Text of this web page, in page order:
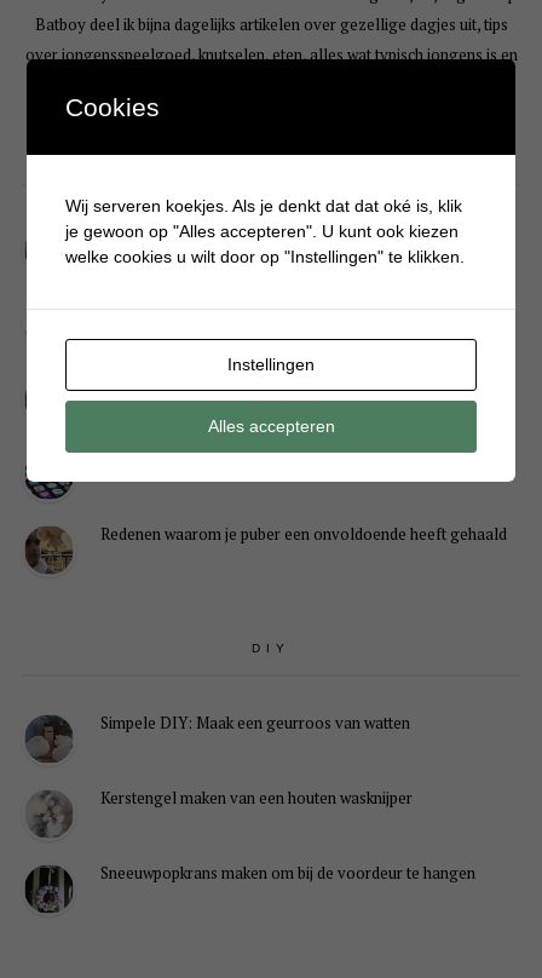
Batboy deel ik bijna dagelijks artikelen over gezellige dagjes uit, tips
over jongensspeelgoed, knutselen, eten, alles wat typisch jongens is en
LIFESTYLE
Wat helpt nou écht tegen jeugdpuistjes?
Vanaf welke leeftijd krijgen jongens de baard in de keel?
Kinderrommelmarkt tips: zo verkoop je snel én slim je
spullen
LOL, BRB! Waarom kinderen zo kort antwoorden op appjes
Redenen waarom je puber een onvoldoende heeft gehaald
DIY
Simpele DIY: Maak een geurroos van watten
Kerstengel maken van een houten wasknijper
Sneeuwpopkrans maken om bij de voordeur te hangen
Cookies
Wij serveren koekjes. Als je denkt dat dat oké is, klik
je gewoon op "Alles accepteren". U kunt ook kiezen
welke cookies u wilt door op "Instellingen" te klikken.
Instellingen
Alles accepteren